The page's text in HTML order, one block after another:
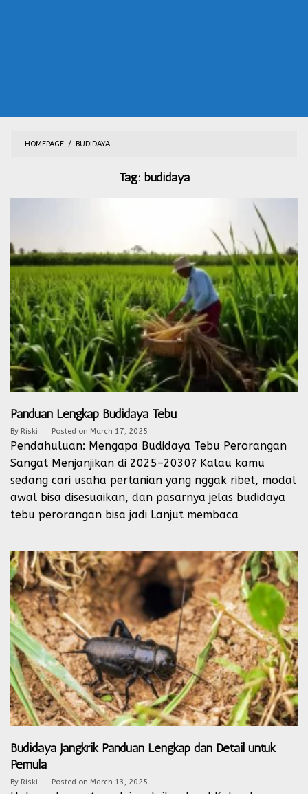
HOMEPAGE / BUDIDAYA
Tag: budidaya
Panduan Lengkap Budidaya Tebu
By Riski Posted on March 17, 2025
Pendahuluan: Mengapa Budidaya Tebu Perorangan
Sangat Menjanjikan di 2025–2030? Kalau kamu
sedang cari usaha pertanian yang nggak ribet, modal
awal bisa disesuaikan, dan pasarnya jelas budidaya
tebu perorangan bisa jadi Lanjut membaca
Budidaya Jangkrik Panduan Lengkap dan Detail untuk
Pemula
By Riski Posted on March 13, 2025